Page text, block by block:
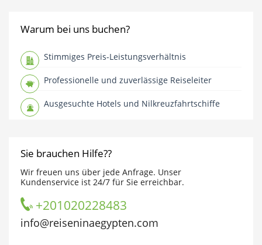
Warum bei uns buchen?
Stimmiges Preis-Leistungsverhältnis
Professionelle und zuverlässige Reiseleiter
Ausgesuchte Hotels und Nilkreuzfahrtschiffe
Sie brauchen Hilfe??
Wir freuen uns über jede Anfrage. Unser
Kundenservice ist 24/7 für Sie erreichbar.
+201020228483
info@reiseninaegypten.com